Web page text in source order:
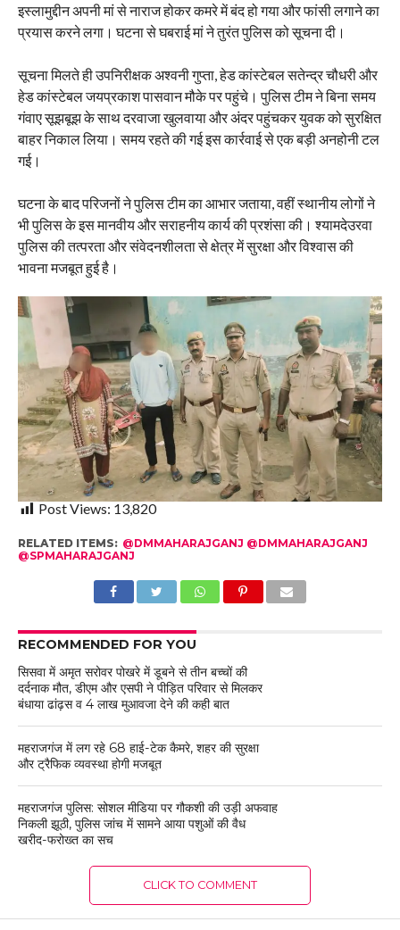
इस्लामुद्दीन अपनी मां से नाराज होकर कमरे में बंद हो गया और फांसी लगाने का
प्रयास करने लगा। घटना से घबराई मां ने तुरंत पुलिस को सूचना दी।
सूचना मिलते ही उपनिरीक्षक अश्वनी गुप्ता, हेड कांस्टेबल सतेन्द्र चौधरी और
हेड कांस्टेबल जयप्रकाश पासवान मौके पर पहुंचे। पुलिस टीम ने बिना समय
गंवाए सूझबूझ के साथ दरवाजा खुलवाया और अंदर पहुंचकर युवक को सुरक्षित
बाहर निकाल लिया। समय रहते की गई इस कार्रवाई से एक बड़ी अनहोनी टल
गई।
घटना के बाद परिजनों ने पुलिस टीम का आभार जताया, वहीं स्थानीय लोगों ने
भी पुलिस के इस मानवीय और सराहनीय कार्य की प्रशंसा की। श्यामदेउरवा
पुलिस की तत्परता और संवेदनशीलता से क्षेत्र में सुरक्षा और विश्वास की
भावना मजबूत हुई है।
Post Views: 13,820
RELATED ITEMS: @DMMAHARAJGANJ @DMMAHARAJGANJ
@SPMAHARAJGANJ
RECOMMENDED FOR YOU
सिसवा में अमृत सरोवर पोखरे में डूबने से तीन बच्चों की
दर्दनाक मौत, डीएम और एसपी ने पीड़ित परिवार से मिलकर
बंधाया ढांढ़स व 4 लाख मुआवजा देने की कही बात
महराजगंज में लग रहे 68 हाई-टेक कैमरे, शहर की सुरक्षा
और ट्रैफिक व्यवस्था होगी मजबूत
महराजगंज पुलिस: सोशल मीडिया पर गौकशी की उड़ी अफवाह
निकली झूठी, पुलिस जांच में सामने आया पशुओं की वैध
खरीद-फरोख्त का सच
CLICK TO COMMENT